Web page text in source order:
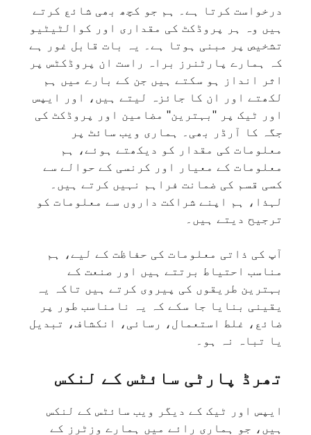
درخواست کرتا ہے۔ ہم جو کچھ بھی شائع کرتے
ہیں وہ ہر پروڈکٹ کی مقداری اور کوالٹیٹیو
تشخیص پر مبنی ہوتا ہے۔ یہ بات قابل غور ہے
کہ ہمارے پارٹنرز براہ راست ان پروڈکٹس پر
اثر انداز ہو سکتے ہیں جن کے بارے میں ہم
لکھتے اور ان کا جائزہ لیتے ہیں، اور ایپس
اور ٹیک پر "بہترین" مضامین اور پروڈکٹ کی
جگہ کا آرڈر بھی۔ ہماری ویب سائٹ پر
معلومات کی مقدار کو دیکھتے ہوئے، ہم
معلومات کے معیار اور کرنسی کے حوالے سے
کسی قسم کی ضمانت فراہم نہیں کرتے ہیں۔
لہذا، ہم اپنے شراکت داروں سے معلومات کو
ترجیح دیتے ہیں۔
آپ کی ذاتی معلومات کی حفاظت کے لیے، ہم
مناسب احتیاط برتتے ہیں اور صنعت کے
بہترین طریقوں کی پیروی کرتے ہیں تاکہ یہ
یقینی بنایا جا سکے کہ یہ نامناسب طور پر
ضائع، غلط استعمال، رسائی، انکشاف، تبدیل
یا تباہ نہ ہو۔
تھرڈ پارٹی سائٹس کے لنکس
ایپس اور ٹیک کے دیگر ویب سائٹس کے لنکس
ہیں، جو ہماری رائے میں ہمارے وزٹرز کے